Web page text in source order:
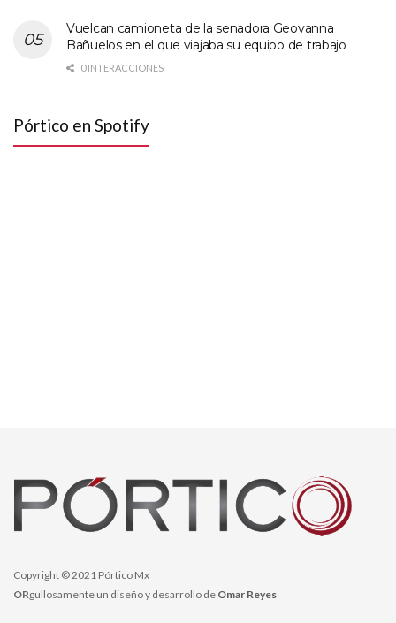
Vuelcan camioneta de la senadora Geovanna
Bañuelos en el que viajaba su equipo de trabajo
0 INTERACCIONES
Pórtico en Spotify
Copyright © 2021 Pórtico Mx
ORgullosamente un diseño y desarrollo de Omar Reyes